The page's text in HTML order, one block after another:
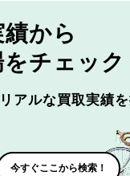
から
チェック
アルな買取実績を
今すぐここから検索！